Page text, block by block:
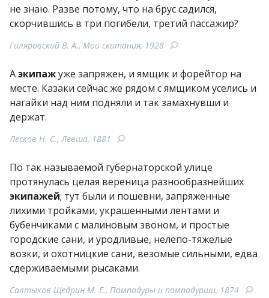
не знаю. Разве потому, что на брус садился,
скорчившись в три погибели, третий пассажир?
Гиляровский В. А., Мои скитания, 1928
Аэкипажуже запряжен, и ямщик и форейтор на
месте. Казаки сейчас же рядом с ямщиком уселись и
нагайки над ним подняли и так замахнувши и
держат.
Лесков Н. С., Левша, 1881
По так называемой губернаторской улице
протянулась целая вереница разнообразнейших
экипажей; тут были и пошевни, запряженные
лихими тройками, украшенными лентами и
бубенчиками с малиновым звоном, и простые
городские сани, и уродливые, нелепо-тяжелые
возки, и охотницкие сани, везомые сильными, едва
сдерживаемыми рысаками.
Салтыков-Щедрин М. Е., Помпадуры и помпадурши, 1874